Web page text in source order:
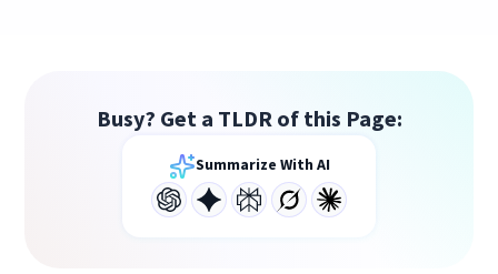
Busy? Get a TLDR of this Page:
Summarize With AI